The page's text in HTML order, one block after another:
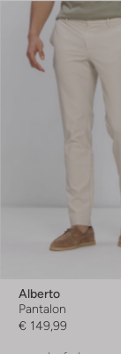
Alberto
Pantalon
€ 149,99